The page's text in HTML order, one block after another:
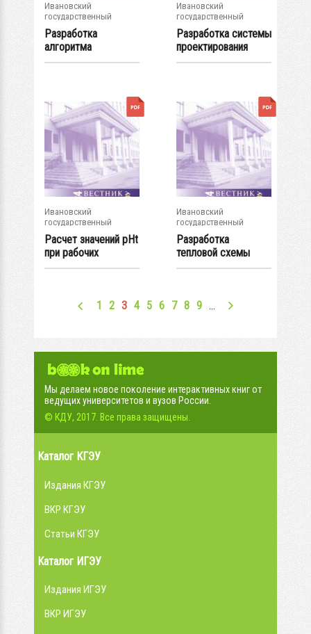
Ивановский
государственный
энергетический...
Разработка
алгоритма
непрерывного
Ивановский
государственный
энергетический...
Разработка системы
проектирования
электрических...
Ивановский
государственный
энергетический...
Расчет значений рНt
при рабочих
параметрах...
Ивановский
государственный
энергетический...
Разработка
тепловой схемы
газоконтактной...
1 2 3 4 5 6 7 8 9 …
Мы делаем новое поколение интерактивных книг от
ведущих университетов и вузов России.
© КДУ, 2017. Все права защищены.
Каталог КГЭУ
Издания КГЭУ
ВКР КГЭУ
Статьи КГЭУ
Каталог ИГЭУ
Издания ИГЭУ
ВКР ИГЭУ